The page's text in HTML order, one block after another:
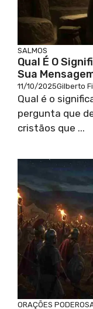
SALMOS
Qual É O
Sua
11/10/2025Gilberto
Qual é o
pergunta que
cristãos que ...
ORAÇÕES